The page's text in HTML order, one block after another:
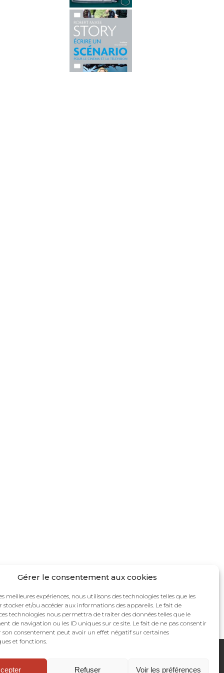
Gérer le consentement aux cookies
meilleures expériences, nous utilisons des technologies telles que les
stocker et/ou accéder aux informations des appareils. Le fait de
technologies nous permettra de traiter des données telles que le
de navigation ou les ID uniques sur ce site. Le fait de ne pas consentir
son consentement peut avoir un effet négatif sur certaines
et fonctions.
Refuser Voir les préférences
narrative. Art séquentiel. Bande dessinée.